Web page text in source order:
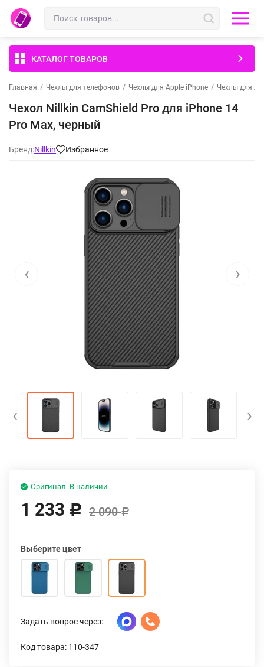
КАТАЛОГ ТОВАРОВ
Главная / Чехлы для телефонов / Чехлы для Apple iPhone / Чехлы для
Чехол Nillkin CamShield Pro для iPhone 14
Pro Max, черный
Бренд:Nillkin Избранное
‹ ›
‹ ›
Оригинал. В наличии
1 233 Р 2 090Р
Выберите цвет
Задать вопрос через:
Код товара: 110-347